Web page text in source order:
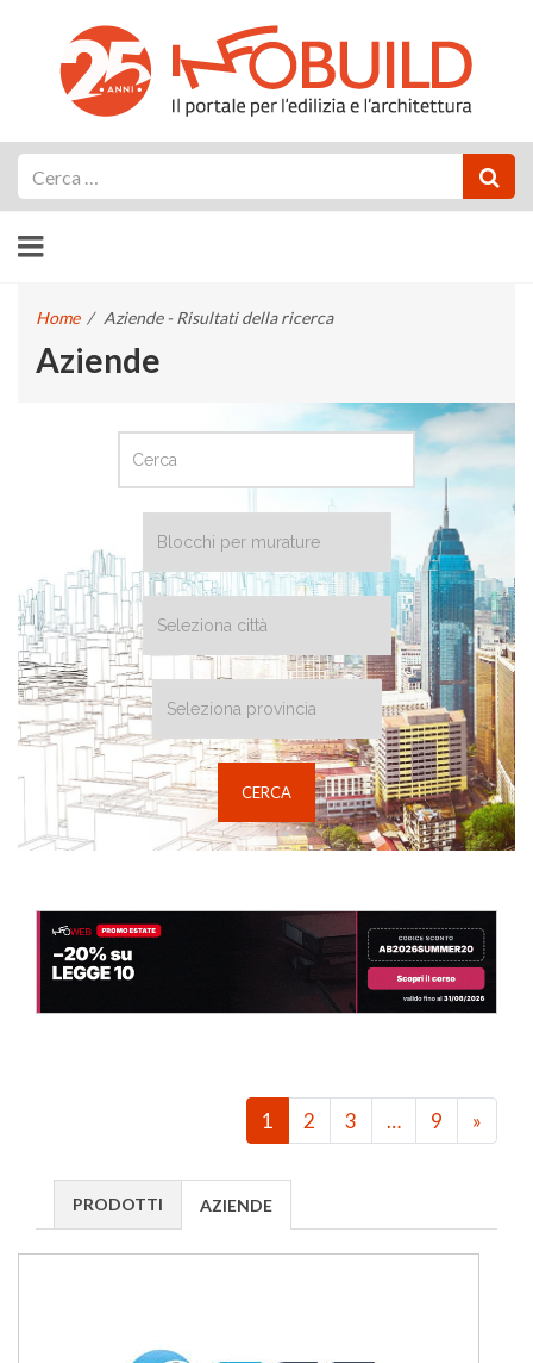
Home / Aziende - Risultati della ricerca
Aziende
1 2 3 … 9 »
PRODOTTI AZIENDE